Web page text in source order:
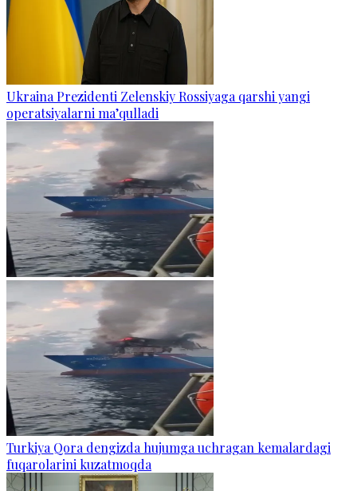
Ukraina Prezidenti Zelenskiy Rossiyaga qarshi yangi
operatsiyalarni ma’qulladi
Turkiya Qora dengizda hujumga uchragan kemalardagi
fuqarolarini kuzatmoqda